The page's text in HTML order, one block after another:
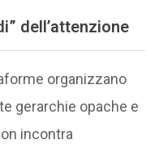
dell’attenzione
organizzano
gerarchie opache e
incontra